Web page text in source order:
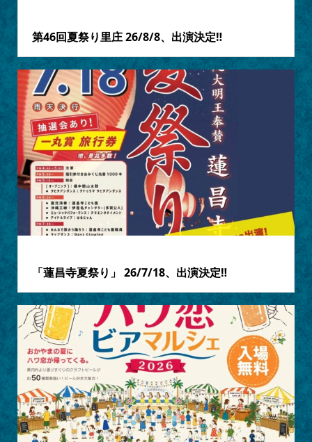
第46回夏祭り里庄 26/8/8、出演決定‼
「蓮昌寺夏祭り」 26/7/18、出演決定‼